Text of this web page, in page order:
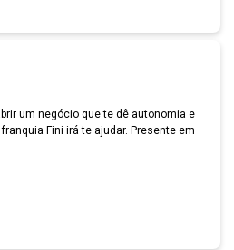
um negócio que te dê autonomia e
Fini irá te ajudar. Presente em